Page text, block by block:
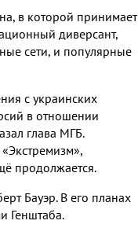
в которой принимает
диверсант,
сети, и популярные
с украинских
в отношении
глава МГБ.
,
продолжается.
Бауэр. В его планах
Генштаба.